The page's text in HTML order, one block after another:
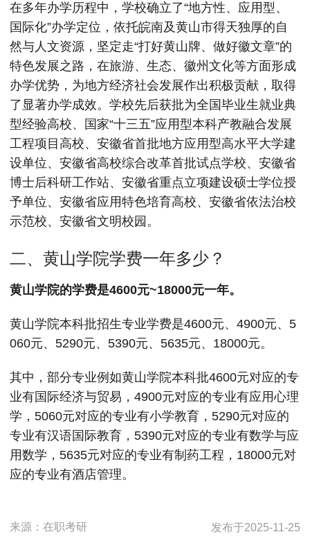
在多年办学历程中，学校确立了“地方性、应用型、
国际化”办学定位，依托皖南及黄山市得天独厚的自
然与人文资源，坚定走“打好黄山牌、做好徽文章”的
特色发展之路，在旅游、生态、徽州文化等方面形成
办学优势，为地方经济社会发展作出积极贡献，取得
了显著办学成效。学校先后获批为全国毕业生就业典
型经验高校、国家“十三五”应用型本科产教融合发展
工程项目高校、安徽省首批地方应用型高水平大学建
设单位、安徽省高校综合改革首批试点学校、安徽省
博士后科研工作站、安徽省重点立项建设硕士学位授
予单位、安徽省应用特色培育高校、安徽省依法治校
示范校、安徽省文明校园。
二、黄山学院学费一年多少？
黄山学院的学费是4600元~18000元一年。
黄山学院本科批招生专业学费是4600元、4900元、5
060元、5290元、5390元、5635元、18000元。
其中，部分专业例如黄山学院本科批4600元对应的专
业有国际经济与贸易，4900元对应的专业有应用心理
学，5060元对应的专业有小学教育，5290元对应的
专业有汉语国际教育，5390元对应的专业有数学与应
用数学，5635元对应的专业有制药工程，18000元对
应的专业有酒店管理。
来源：在职考研 发布于2025-11-25